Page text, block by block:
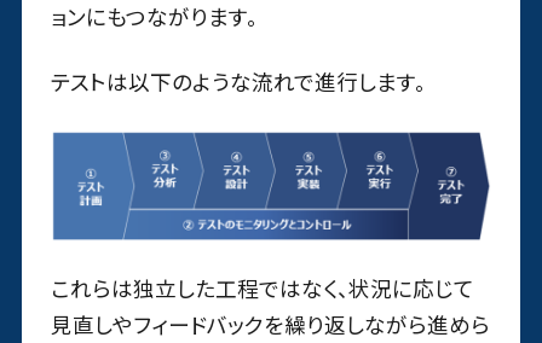
ョンにもつながります。
テストは以下のような流れで進行します。
これらは独立した工程ではなく、状況に応じて
見直しやフィードバックを繰り返しながら進めら